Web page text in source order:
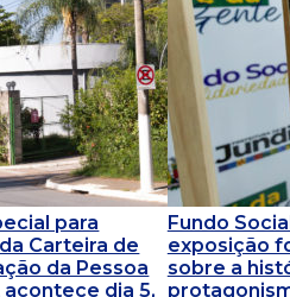
para
Carteira de
da Pessoa
acontece dia 5,
Fundo
exposição
sobre a